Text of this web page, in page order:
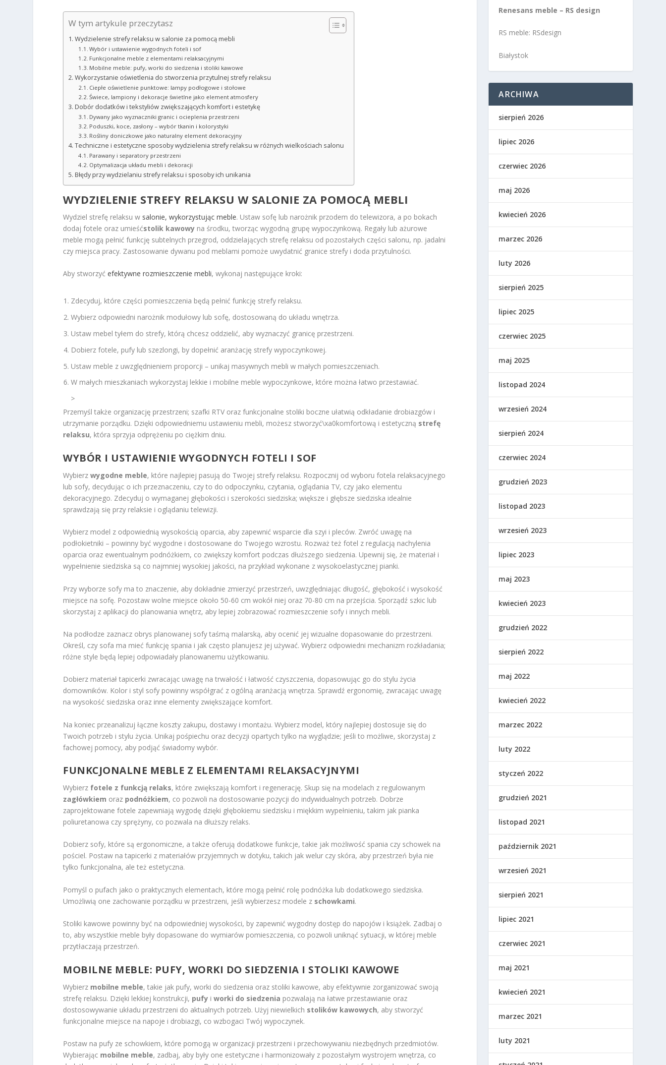
W tym artykule przeczytasz
Wydzielenie strefy relaksu w salonie za pomocą mebli
Wybór i ustawienie wygodnych foteli i sof
Funkcjonalne meble z elementami relaksacyjnymi
Mobilne meble: pufy, worki do siedzenia i stoliki kawowe
Wykorzystanie oświetlenia do stworzenia przytulnej strefy relaksu
Ciepłe oświetlenie punktowe: lampy podłogowe i stołowe
Świece, lampiony i dekoracje świetlne jako element atmosfery
Dobór dodatków i tekstyliów zwiększających komfort i estetykę
Dywany jako wyznaczniki granic i ocieplenia przestrzeni
Poduszki, koce, zasłony – wybór tkanin i kolorystyki
Rośliny doniczkowe jako naturalny element dekoracyjny
Techniczne i estetyczne sposoby wydzielenia strefy relaksu w różnych wielkościach salonu
Parawany i separatory przestrzeni
Optymalizacja układu mebli i dekoracji
Błędy przy wydzielaniu strefy relaksu i sposoby ich unikania
WYDZIELENIE STREFY RELAKSU W SALONIE ZA POMOCĄ MEBLI
Wydziel strefę relaksu w salonie, wykorzystując meble. Ustaw sofę lub narożnik przodem do telewizora, a po bokach
dodaj fotele oraz umieśćstolik kawowy na środku, tworząc wygodną grupę wypoczynkową. Regały lub ażurowe
meble mogą pełnić funkcję subtelnych przegrod, oddzielających strefę relaksu od pozostałych części salonu, np. jadalni
czy miejsca pracy. Zastosowanie dywanu pod meblami pomoże uwydatnić granice strefy i doda przytulności.
Aby stworzyćefektywne rozmieszczenie mebli, wykonaj następujące kroki:
Zdecyduj, które części pomieszczenia będą pełnić funkcję strefy relaksu.
Wybierz odpowiedni narożnik modułowy lub sofę, dostosowaną do układu wnętrza.
Ustaw mebel tyłem do strefy, którą chcesz oddzielić, aby wyznaczyć granicę przestrzeni.
Dobierz fotele, pufy lub szezlongi, by dopełnić aranżację strefy wypoczynkowej.
Ustaw meble z uwzględnieniem proporcji – unikaj masywnych mebli w małych pomieszczeniach.
W małych mieszkaniach wykorzystaj lekkie i mobilne meble wypoczynkowe, które można łatwo przestawiać.
>
Przemyśl także organizację przestrzeni; szafki RTV oraz funkcjonalne stoliki boczne ułatwią odkładanie drobiazgów i
utrzymanie porządku. Dzięki odpowiedniemu ustawieniu mebli, możesz stworzyć\xa0komfortową i estetyczną strefę
relaksu, która sprzyja odprężeniu po ciężkim dniu.
WYBÓR I USTAWIENIE WYGODNYCH FOTELI I SOF
Wybierzwygodne meble, które najlepiej pasują do Twojej strefy relaksu. Rozpocznij od wyboru fotela relaksacyjnego
lub sofy, decydując o ich przeznaczeniu, czy to do odpoczynku, czytania, oglądania TV, czy jako elementu
dekoracyjnego. Zdecyduj o wymaganej głębokości i szerokości siedziska; większe i głębsze siedziska idealnie
sprawdzają się przy relaksie i oglądaniu telewizji.
Wybierz model z odpowiednią wysokością oparcia, aby zapewnić wsparcie dla szyi i pleców. Zwróć uwagę na
podłokietniki – powinny być wygodne i dostosowane do Twojego wzrostu. Rozważ też fotel z regulacją nachylenia
oparcia oraz ewentualnym podnóżkiem, co zwiększy komfort podczas dłuższego siedzenia. Upewnij się, że materiał i
wypełnienie siedziska są co najmniej wysokiej jakości, na przykład wykonane z wysokoelastycznej pianki.
Przy wyborze sofy ma to znaczenie, aby dokładnie zmierzyć przestrzeń, uwzględniając długość, głębokość i wysokość
miejsce na sofę. Pozostaw wolne miejsce około 50-60 cm wokół niej oraz 70-80 cm na przejścia. Sporządź szkic lub
skorzystaj z aplikacji do planowania wnętrz, aby lepiej zobrazować rozmieszczenie sofy i innych mebli.
Na podłodze zaznacz obrys planowanej sofy taśmą malarską, aby ocenić jej wizualne dopasowanie do przestrzeni.
Określ, czy sofa ma mieć funkcję spania i jak często planujesz jej używać. Wybierz odpowiedni mechanizm rozkładania;
różne style będą lepiej odpowiadały planowanemu użytkowaniu.
Dobierz materiał tapicerki zwracając uwagę na trwałość i łatwość czyszczenia, dopasowując go do stylu życia
domowników. Kolor i styl sofy powinny współgrać z ogólną aranżacją wnętrza. Sprawdź ergonomię, zwracając uwagę
na wysokość siedziska oraz inne elementy zwiększające komfort.
Na koniec przeanalizuj łączne koszty zakupu, dostawy i montażu. Wybierz model, który najlepiej dostosuje się do
Twoich potrzeb i stylu życia. Unikaj pośpiechu oraz decyzji opartych tylko na wyglądzie; jeśli to możliwe, skorzystaj z
fachowej pomocy, aby podjąć świadomy wybór.
FUNKCJONALNE MEBLE Z ELEMENTAMI RELAKSACYJNYMI
Wybierz fotele z funkcją relaks, które zwiększają komfort i regenerację. Skup się na modelach z regulowanym
zagłówkiem oraz podnóżkiem, co pozwoli na dostosowanie pozycji do indywidualnych potrzeb. Dobrze
zaprojektowane fotele zapewniają wygodę dzięki głębokiemu siedzisku i miękkim wypełnieniu, takim jak pianka
poliuretanowa czy sprężyny, co pozwala na dłuższy relaks.
Dobierz sofy, które są ergonomiczne, a także oferują dodatkowe funkcje, takie jak możliwość spania czy schowek na
pościel. Postaw na tapicerki z materiałów przyjemnych w dotyku, takich jak welur czy skóra, aby przestrzeń była nie
tylko funkcjonalna, ale też estetyczna.
Pomyśl o pufach jako o praktycznych elementach, które mogą pełnić rolę podnóżka lub dodatkowego siedziska.
Umożliwią one zachowanie porządku w przestrzeni, jeśli wybierzesz modele z schowkami.
Stoliki kawowe powinny być na odpowiedniej wysokości, by zapewnić wygodny dostęp do napojów i książek. Zadbaj o
to, aby wszystkie meble były dopasowane do wymiarów pomieszczenia, co pozwoli uniknąć sytuacji, w której meble
przytłaczają przestrzeń.
MOBILNE MEBLE: PUFY, WORKI DO SIEDZENIA I STOLIKI KAWOWE
Wybierz mobilne meble, takie jak pufy, worki do siedzenia oraz stoliki kawowe, aby efektywnie zorganizować swoją
strefę relaksu. Dzięki lekkiej konstrukcji, pufy iworki do siedzenia pozwalają na łatwe przestawianie oraz
dostosowywanie układu przestrzeni do aktualnych potrzeb. Użyj niewielkich stolików kawowych, aby stworzyć
funkcjonalne miejsce na napoje i drobiazgi, co wzbogaci Twój wypoczynek.
Postaw na pufy ze schowkiem, które pomogą w organizacji przestrzeni i przechowywaniu niezbędnych przedmiotów.
Wybierając mobilne meble, zadbaj, aby były one estetyczne i harmonizowały z pozostałym wystrojem wnętrza, co
Renesans meble – RS design
RS meble: RSdesign
Białystok
ARCHIWA
sierpień 2026
lipiec 2026
czerwiec 2026
maj 2026
kwiecień 2026
marzec 2026
luty 2026
sierpień 2025
lipiec 2025
czerwiec 2025
maj 2025
listopad 2024
wrzesień 2024
sierpień 2024
czerwiec 2024
grudzień 2023
listopad 2023
wrzesień 2023
lipiec 2023
maj 2023
kwiecień 2023
grudzień 2022
sierpień 2022
maj 2022
kwiecień 2022
marzec 2022
luty 2022
styczeń 2022
grudzień 2021
listopad 2021
październik 2021
wrzesień 2021
sierpień 2021
lipiec 2021
czerwiec 2021
maj 2021
kwiecień 2021
marzec 2021
luty 2021